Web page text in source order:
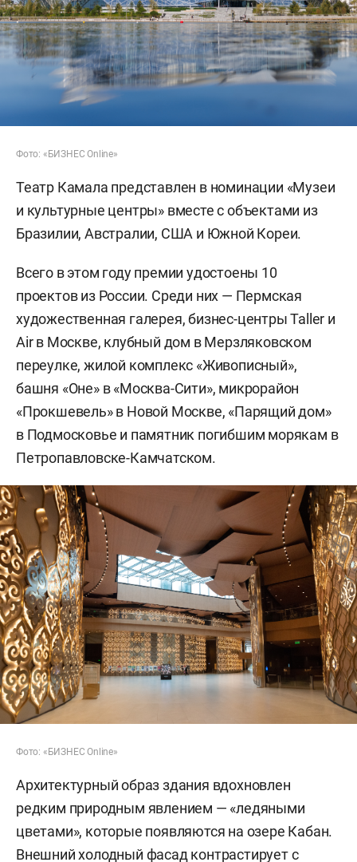
Фото: «БИЗНЕС Online»
Театр Камала представлен в номинации «Музеи
и культурные центры» вместе с объектами из
Бразилии, Австралии, США и Южной Кореи.
Всего в этом году премии удостоены 10
проектов из России. Среди них — Пермская
художественная галерея, бизнес-центры Taller и
Air в Москве, клубный дом в Мерзляковском
переулке, жилой комплекс «Живописный»,
башня «Оне» в «Москва-Сити», микрорайон
«Прокшевель» в Новой Москве, «Парящий дом»
в Подмосковье и памятник погибшим морякам в
Петропавловске-Камчатском.
Фото: «БИЗНЕС Online»
Архитектурный образ здания вдохновлен
редким природным явлением — «ледяными
цветами», которые появляются на озере Кабан.
Внешний холодный фасад контрастирует с